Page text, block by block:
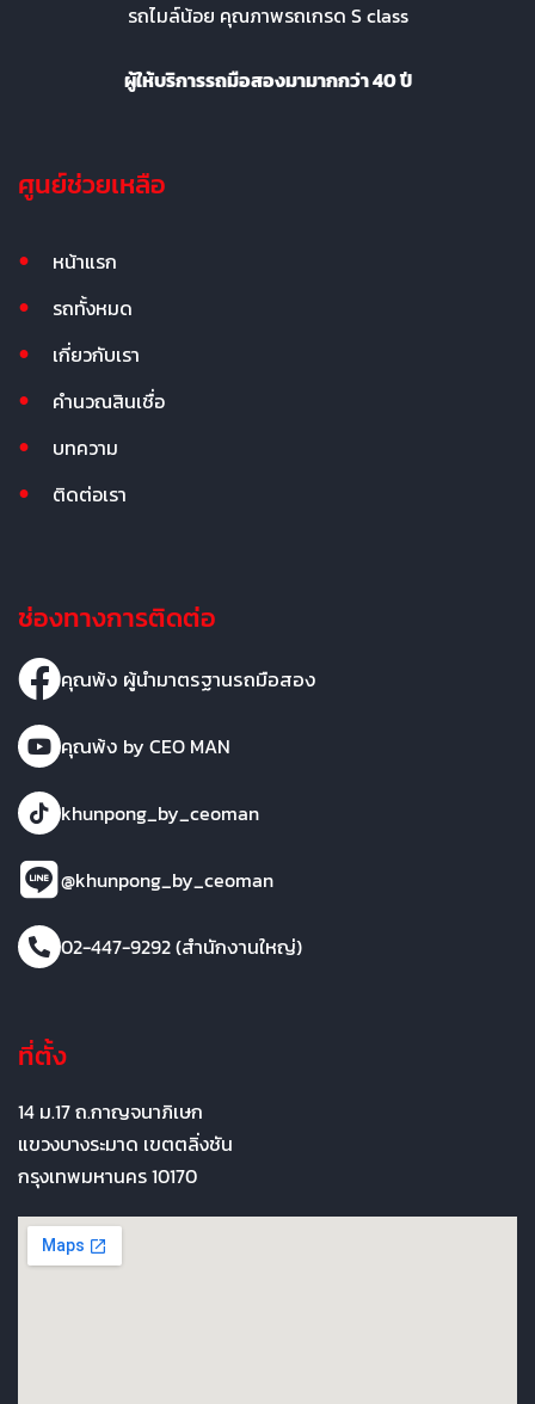
รถไมล์น้อย คุณภาพรถเกรด S class
ผู้ให้บริการรถมือสองมามากกว่า 40 ปี
ศูนย์ช่วยเหลือ
หน้าแรก
รถทั้งหมด
เกี่ยวกับเรา
คำนวณสินเชื่อ
บทความ
ติดต่อเรา
ช่องทางการติดต่อ
คุณพ้ง ผู้นำมาตรฐานรถมือสอง
คุณพ้ง by CEO MAN
khunpong_by_ceoman
@khunpong_by_ceoman
02-447-9292 (สำนักงานใหญ่)
ที่ตั้ง
14 ม.17 ถ.กาญจนาภิเษก
แขวงบางระมาด เขตตลิ่งชัน
กรุงเทพมหานคร 10170